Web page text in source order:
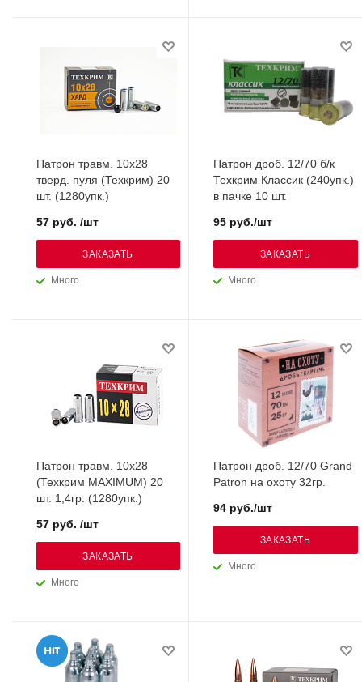
Патрон травм. 10х28
тверд. пуля (Техкрим) 20
шт. (1280упк.)
Много
57 руб. /шт
ЗАКАЗАТЬ
Патрон дроб. 12/70 б/к
Техкрим Классик (240упк.)
в пачке 10 шт.
Много
95 руб./шт
ЗАКАЗАТЬ
Патрон травм. 10х28
(Техкрим MAXIMUM) 20
шт. 1,4гр. (1280упк.)
Много
57 руб. /шт
ЗАКАЗАТЬ
Патрон дроб. 12/70 Grand
Patron на охоту 32гр.
Много
94 руб./шт
ЗАКАЗАТЬ